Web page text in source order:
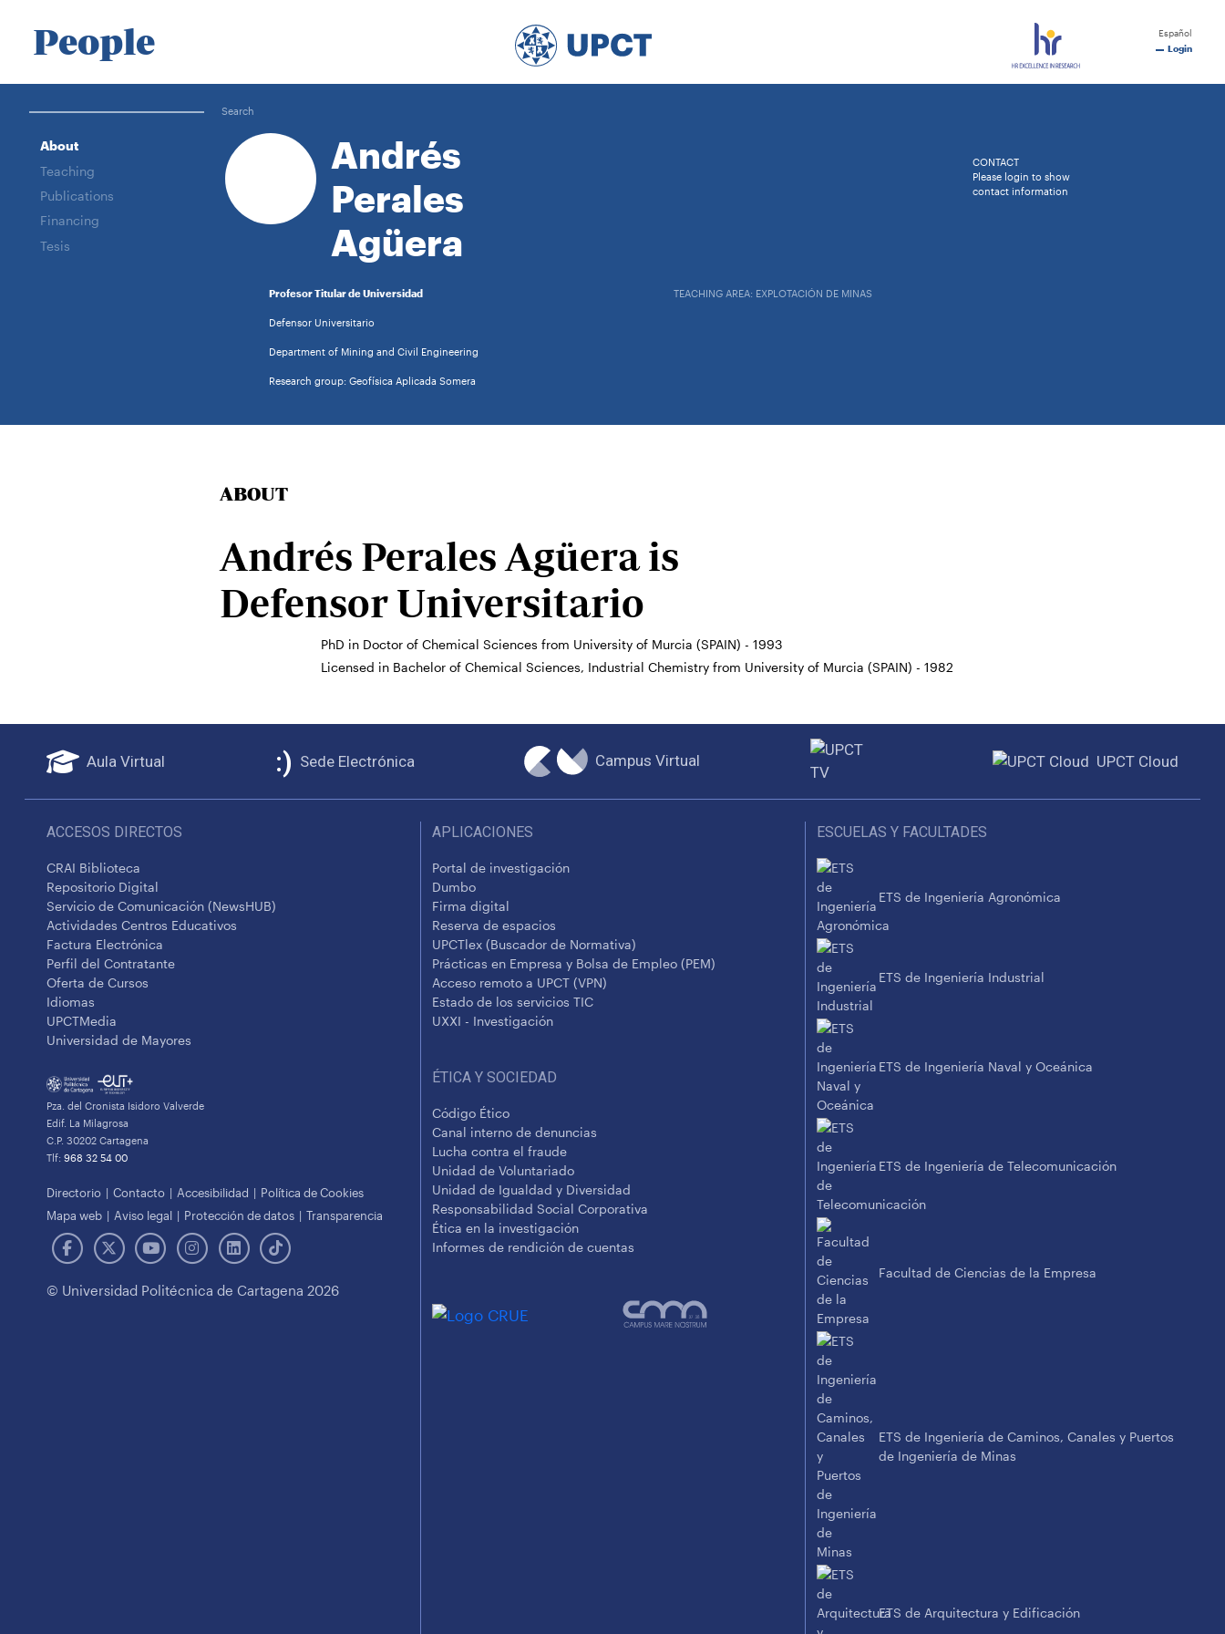
People
Español
Login
Search
About
Teaching
Publications
Financing
Tesis
Andrés
Perales
Agüera
CONTACT
Please login to show
contact information
Profesor Titular de Universidad
Defensor Universitario
Department of Mining and Civil Engineering
Research group: Geofísica Aplicada Somera
TEACHING AREA: EXPLOTACIÓN DE MINAS
ABOUT
Andrés Perales Agüera is
Defensor Universitario
PhD in Doctor of Chemical Sciences from University of Murcia (SPAIN) - 1993
Licensed in Bachelor of Chemical Sciences, Industrial Chemistry from University of Murcia (SPAIN) - 1982
Aula Virtual Sede Electrónica Campus Virtual UPCT Cloud
ACCESOS DIRECTOS
CRAI Biblioteca
Repositorio Digital
Servicio de Comunicación (NewsHUB)
Actividades Centros Educativos
Factura Electrónica
Perfil del Contratante
Oferta de Cursos
Idiomas
UPCTMedia
Universidad de Mayores
Pza. del Cronista Isidoro Valverde
Edif. La Milagrosa
C.P. 30202 Cartagena
Tlf: 968 32 54 00
Directorio Contacto Accesibilidad
Política de Cookies
Mapa web
Aviso legal Protección de datos Transparencia
© Universidad Politécnica de Cartagena 2026
APLICACIONES
Portal de investigación
Dumbo
Firma digital
Reserva de espacios
UPCTlex (Buscador de Normativa)
Prácticas en Empresa y Bolsa de Empleo (PEM)
Acceso remoto a UPCT (VPN)
Estado de los servicios TIC
UXXI - Investigación
ÉTICA Y SOCIEDAD
Código Ético
Canal interno de denuncias
Lucha contra el fraude
Unidad de Voluntariado
Unidad de Igualdad y Diversidad
Responsabilidad Social Corporativa
Ética en la investigación
Informes de rendición de cuentas
ESCUELAS Y FACULTADES
ETS de Ingeniería Agronómica
ETS de Ingeniería Industrial
ETS de Ingeniería Naval y Oceánica
ETS de Ingeniería de Telecomunicación
Facultad de Ciencias de la Empresa
ETS de Ingeniería de Caminos, Canales y Puertos
de Ingeniería de Minas
ETS de Arquitectura y Edificación